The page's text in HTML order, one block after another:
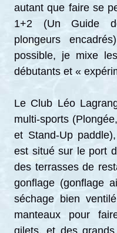
autant que faire se
1+2 (Un Guide
plongeurs
possible, je mixe
débutants et «
Le Club Léo
multi-sports
et Stand-Up
est situé sur le port
des terrasses de
gonflage (gonflage
séchage bien
manteaux pour
gilets, et des